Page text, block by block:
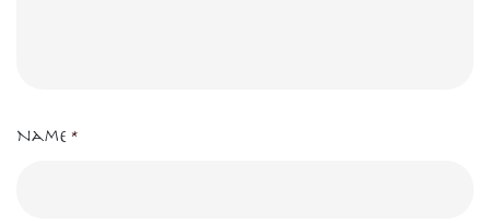
Name *